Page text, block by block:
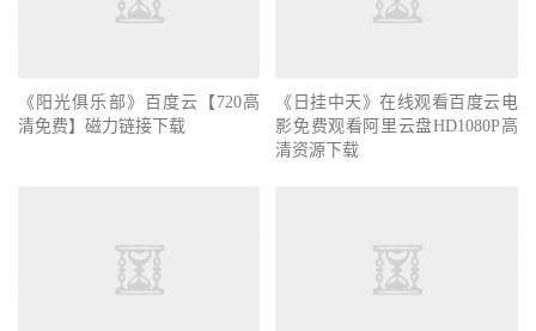
《阳光俱乐部》百度云【720高
清免费】磁力链接下载
《日挂中天》在线观看百度云电
影免费观看阿里云盘HD1080P高
清资源下载